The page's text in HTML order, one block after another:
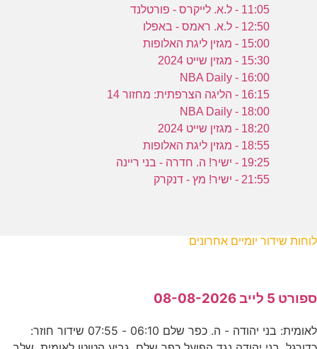
11:05 - ל.א. לייקרס - פורטלנד
12:50 - ל.א. ראמס - באפלו
15:00 - מגזין ליגת האלופות
15:30 - מגזין שייט 2024
16:00 - NBA Daily
16:15 - הליגה הצרפתית: מחזור 14
18:00 - NBA Daily
18:20 - מגזין שייט 2024
18:55 - מגזין ליגת האלופות
19:25 - ישיר! ה. חדרה - בני ריינה
21:55 - ישיר! מץ - דנקרק
לוחות שידור יומיים אחרונים
ספורט 5 לייב 08-08-2026
לאומית: בני יהודה - ה. כפר שלם 06:10 - 07:55 שידור חוזר: